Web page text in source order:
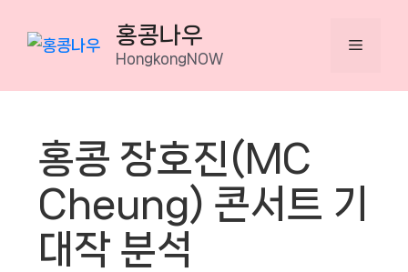
홍콩나우
HongkongNOW
Menu
홍콩 장호진(MC
Cheung) 콘서트 기
대작 분석